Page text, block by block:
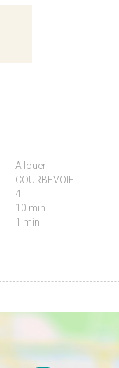
A louer
COURBEVOIE
4
10 min
1 min